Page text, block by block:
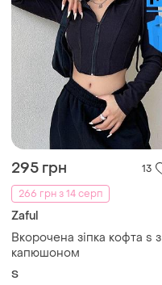
295 грн
13
266 грн з 14 серп
Zaful
Вкорочена зіпка кофта s з
капюшоном
S